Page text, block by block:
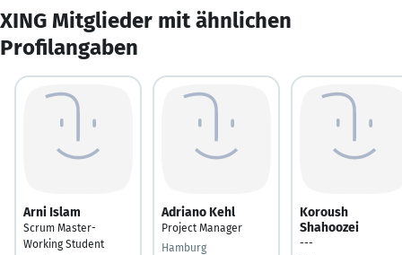
XING Mitglieder mit ähnlichen
Profilangaben
Arni Islam
Scrum Master-
Working Student
Adriano Kehl
Project Manager
Hamburg
Koroush
Shahoozei
---